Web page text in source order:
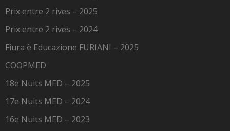
Prix entre 2 rives – 2025
Prix entre 2 rives – 2024
Fiura è Educazione FURIANI – 2025
COOPMED
18e Nuits MED – 2025
17e Nuits MED – 2024
16e Nuits MED – 2023